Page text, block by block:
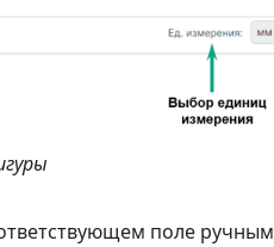
поле ручным